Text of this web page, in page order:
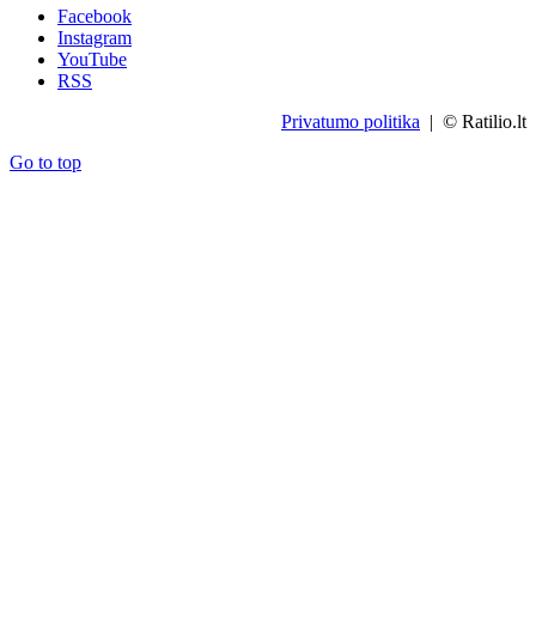
Facebook
Instagram
YouTube
RSS
Privatumo politika | © Ratilio.lt
Go to top